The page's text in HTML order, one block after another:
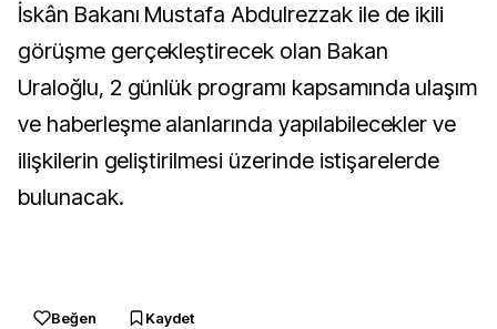
İskân Bakanı Mustafa Abdulrezzak ile de ikili
görüşme gerçekleştirecek olan Bakan
Uraloğlu, 2 günlük programı kapsamında ulaşım
ve haberleşme alanlarında yapılabilecekler ve
ilişkilerin geliştirilmesi üzerinde istişarelerde
bulunacak.
Beğen Kaydet